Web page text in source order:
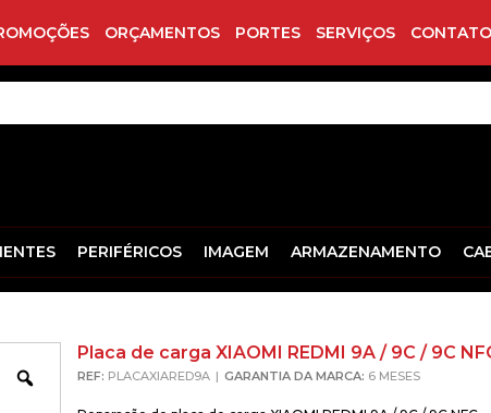
ORÇAMENTOS PORTES SERVIÇOS
PERIFÉRICOS IMAGEM ARMAZENAMENTO
Zoom
Placa de carga XIAOMI REDMI 9A / 9C / 9C
REF: PLACAXIARED9A GARANTIA DA MARCA: 6 MESES